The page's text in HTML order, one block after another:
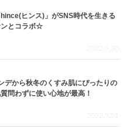
ヒンス)」がSNS時代を生きる
ンとコラボ☆
2022.9.30
デから秋冬のくすみ肌にぴったりの
問わずに使い心地が最高！
2022.9.21